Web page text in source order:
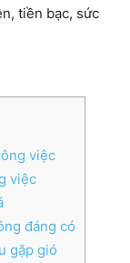
tiền bạc, sức
việc
việc
đáng có
gặp gió